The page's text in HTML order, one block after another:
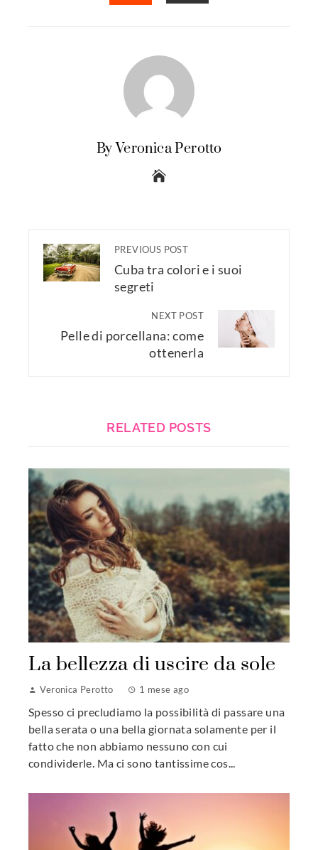
By Veronica Perotto
PREVIOUS POST
Cuba tra colori e i suoi
segreti
NEXT POST
Pelle di porcellana: come
ottenerla
RELATED POSTS
La bellezza di uscire da sole
Veronica Perotto 1 mese ago
Spesso ci precludiamo la possibilità di passare una
bella serata o una bella giornata solamente per il
fatto che non abbiamo nessuno con cui
condividerle. Ma ci sono tantissime cos...